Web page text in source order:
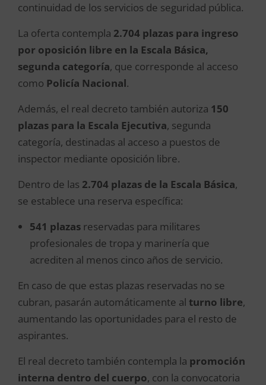
continuidad de los servicios de seguridad pública.
La oferta contempla 2.704 plazas para ingreso
por oposición libre en la Escala Básica,
segunda categoría, que corresponde al acceso
como Policía Nacional.
Además, el real decreto también autoriza 150
plazas para la Escala Ejecutiva, segunda
categoría, destinadas al acceso a puestos de
inspector mediante oposición libre.
Dentro de las 2.704 plazas de la Escala Básica,
se establece una reserva específica:
541 plazas reservadas para militares
profesionales de tropa y marinería que
acrediten al menos cinco años de servicio.
En caso de que estas plazas reservadas no se
cubran, pasarán automáticamente al turno libre,
aumentando las oportunidades para el resto de
aspirantes.
El real decreto también contempla la promoción
interna dentro del cuerpo, con la convocatoria